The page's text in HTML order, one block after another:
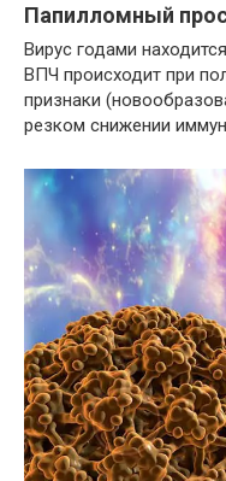
Папилломный
Вирус годами
ВПЧ происходит при
признаки
резком снижении